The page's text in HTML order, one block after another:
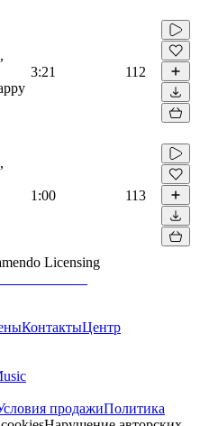
3:21 112
1:00 113
Licensing
КонтактыЦентр
продажиПолитика